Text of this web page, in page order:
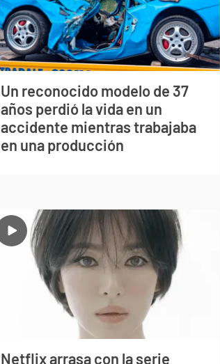
Un reconocido modelo de 37
años perdió la vida en un
accidente mientras trabajaba
en una producción
Netflix arrasa con la serie